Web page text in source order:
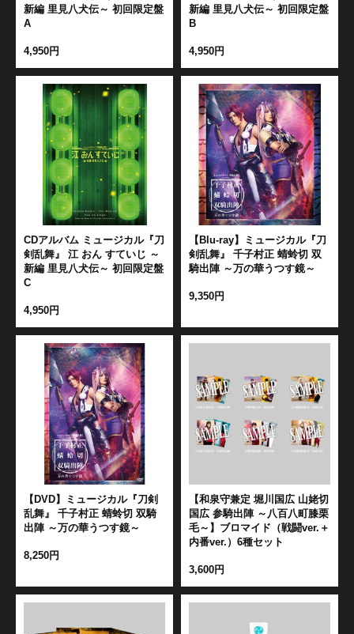
新編 里見八犬伝～ 初回限定盤
A
4,950円
新編 里見八犬伝～ 初回限定盤
B
4,950円
CDアルバム ミュージカル『刀
剣乱舞』 江 おん すていじ ～
新編 里見八犬伝～ 初回限定盤
C
4,950円
【Blu-ray】ミュージカル『刀
剣乱舞』 千子村正 蜻蛉切 双
騎出陣 ～万の華うつす鏡～
9,350円
【DVD】ミュージカル『刀剣
乱舞』 千子村正 蜻蛉切 双騎
出陣 ～万の華うつす鏡～
8,250円
【和泉守兼定 堀川国広 山姥切
国広 参騎出陣 ～八百八町膝栗
毛～】ブロマイド（戦闘ver.＋
内番ver.）6種セット
3,600円